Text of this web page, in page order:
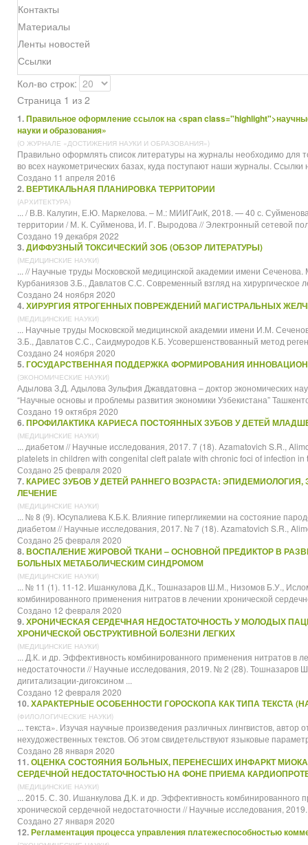
Контакты
Материалы
Ленты новостей
Ссылки
Кол-во строк:
Страница 1 из 2
1.Правильное оформление ссылок на <span
науки и образования»
(О ЖУРНАЛЕ «ДОСТИЖЕНИЯ НАУКИ И ОБРАЗОВАНИЯ»)
Правильно оформлять список литературы на журналы необходимо для
во всех наукометрических базах, куда поступают наши журналы.
Создано 11 апреля 2016
2.ВЕРТИКАЛЬНАЯ ПЛАНИРОВКА ТЕРРИТОРИИ
(АРХИТЕКТУРА)
... / В.В. Калугин, Е.Ю. Маркелова. ‒ М.: МИИГАиК, 2018. — 40 с.
территории / М. К. Суйменова, И. Г. Выродова // Электронный сетевой
Создано 19 декабря 2022
3.ДИФФУЗНЫЙ ТОКСИЧЕСКИЙ ЗОБ (ОБЗОР ЛИТЕРАТУРЫ)
(МЕДИЦИНСКИЕ НАУКИ)
... //Научные труды Московской медицинской академии имени
Курбаниязов З.Б., Давлатов С.С. Современный взгляд на хирургическое
Создано 24 ноября 2020
4.ХИРУРГИЯ ЯТРОГЕННЫХ ПОВРЕЖДЕНИЙ МАГИСТРАЛЬНЫХ
(МЕДИЦИНСКИЕ НАУКИ)
... Научные труды Московской медицинской академии имени И.М.
З.Б., Давлатов С.С., Саидмуродов К.Б. Усовершенствованный метод
Создано 24 ноября 2020
5.ГОСУДАРСТВЕННАЯ ПОДДЕРЖКА ФОРМИРОВАНИЯ
(ЭКОНОМИЧЕСКИЕ НАУКИ)
Адылова З.Д. Адылова Зульфия Джавдатовна – доктор экономических
“Научные основы и проблемы развития экономики Узбекистана”
Создано 19 октября 2020
6.ПРОФИЛАКТИКА КАРИЕСА ПОСТОЯННЫХ ЗУБОВ У ДЕТЕЙ
(МЕДИЦИНСКИЕ НАУКИ)
... диабетом //Научные исследования, 2017. 7 (18). Azamatovich S.R.,
platelets in children with congenital cleft palate with chronic foci of infection in
Создано 25 февраля 2020
7.КАРИЕС ЗУБОВ У ДЕТЕЙ РАННЕГО ВОЗРАСТА:
ЛЕЧЕНИЕ
(МЕДИЦИНСКИЕ НАУКИ)
... № 8 (9). Юсупалиева К.Б.К. Влияние гипергликемии на состояние
диабетом //Научные исследования, 2017. № 7 (18). Azamatovich S.R.,
Создано 25 февраля 2020
8.ВОСПАЛЕНИЕ ЖИРОВОЙ ТКАНИ – ОСНОВНОЙ ПРЕДИКТОР В
БОЛЬНЫХ МЕТАБОЛИЧЕСКИМ СИНДРОМОМ
(МЕДИЦИНСКИЕ НАУКИ)
... № 11 (1). 11-12. Ишанкулова Д.К., Тошназаров Ш.М., Низомов Б.У.,
комбинированного применения нитратов в лечении хронической
Создано 12 февраля 2020
9.ХРОНИЧЕСКАЯ СЕРДЕЧНАЯ НЕДОСТАТОЧНОСТЬ У МОЛОДЫХ
ХРОНИЧЕСКОЙ ОБСТРУКТИВНОЙ БОЛЕЗНИ ЛЕГКИХ
(МЕДИЦИНСКИЕ НАУКИ)
... Д.К. и др. Эффективность комбинированного применения нитратов в
недостаточности //Научные исследования, 2019. № 2 (28). Тошназаров
дигитализации-дигоксином ...
Создано 12 февраля 2020
10.ХАРАКТЕРНЫЕ ОСОБЕННОСТИ ГОРОСКОПА КАК ТИПА ТЕКСТА
(ФИЛОЛОГИЧЕСКИЕ НАУКИ)
... текста». Изучая научные произведения различных лингвистов, автор
нехудожественных текстов. Об этом свидетельствуют языковые
Создано 28 января 2020
11.ОЦЕНКА СОСТОЯНИЯ БОЛЬНЫХ, ПЕРЕНЕСШИХ ИНФАРКТ
СЕРДЕЧНОЙ НЕДОСТАТОЧНОСТЬЮ НА ФОНЕ ПРИЕМА
(МЕДИЦИНСКИЕ НАУКИ)
... 2015. С. 30. Ишанкулова Д.К. и др. Эффективность комбинированного
хронической сердечной недостаточности //Научные исследования,
Создано 27 января 2020
12.Регламентация процесса управления платежеспособностью